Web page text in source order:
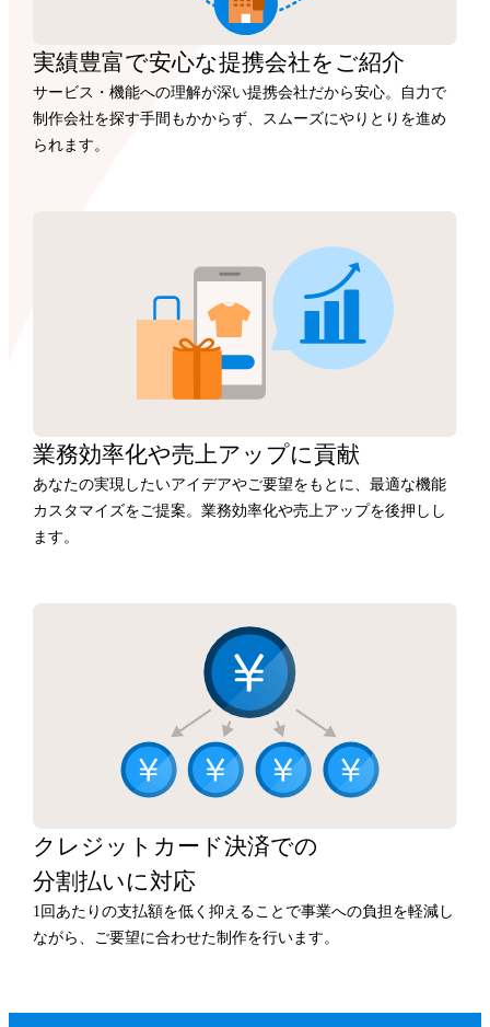
実績豊富で安心な提携会社を ご紹介
サービス・機能への理解が深い提携会社だから安心。自力で
制作会社を探す手間もかからず、スムーズにやりとりを進め
られます。
業務効率化や売上アップに貢献
あなたの実現したいアイデアやご要望をもとに、最適な機能
カスタマイズをご提案。業務効率化や売上アップを後押しし
ます。
クレジットカード決済での
分割払いに対応
1回あたりの支払額を低く抑えることで事業への負担を軽減し
ながら、ご要望に合わせた制作を行います。